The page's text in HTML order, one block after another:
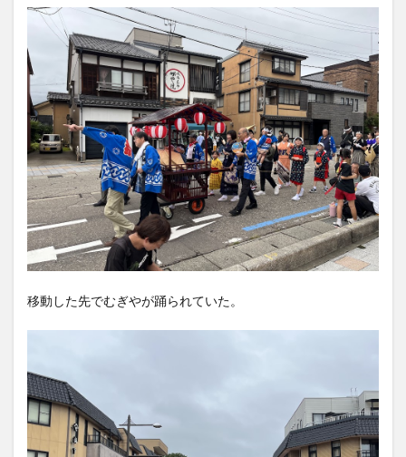
移動した先でむぎやが踊られていた。